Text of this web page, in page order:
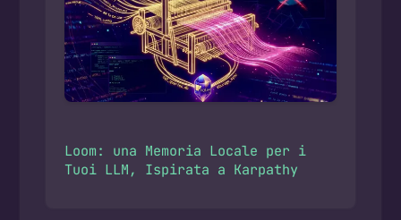
Loom: una Memoria Locale per i
Tuoi LLM, Ispirata a Karpathy